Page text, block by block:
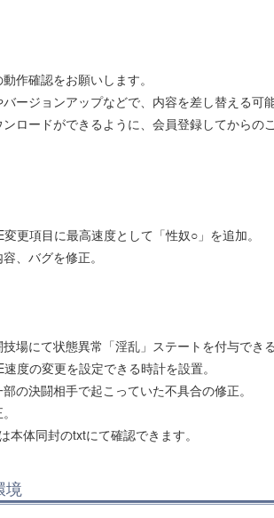
作確認をお願いします。
バージョンアップなどで、内容を差し替える可
ロードができるように、会員登録してからの
更項目に最高速度として「性奴○」を追加。
、バグを修正。
場にて状態異常「淫乱」ステートを付与でき
度の変更を設定できる時計を設置。
の決闘相手で起こっていた不具合の修正。
本体同封のtxtにて確認できます。
境